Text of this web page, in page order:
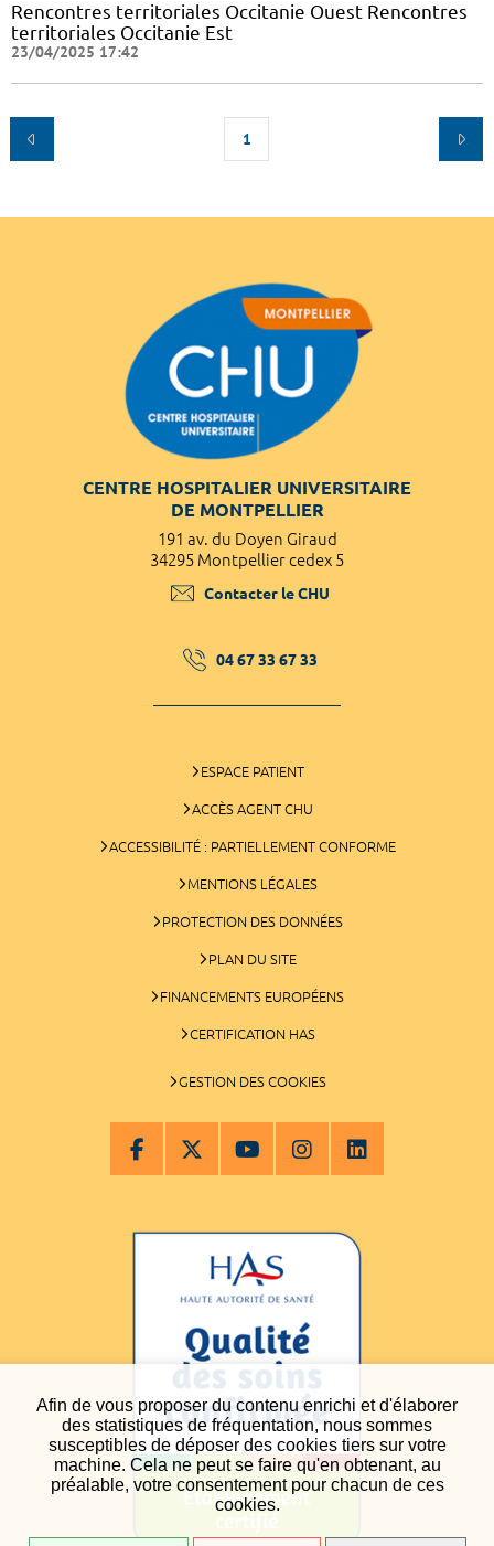
Afin de vous proposer du contenu enrichi et d'élaborer
des statistiques de fréquentation, nous sommes
susceptibles de déposer des cookies tiers sur votre
machine. Cela ne peut se faire qu'en obtenant, au
préalable, votre consentement pour chacun de ces
cookies.
Rencontres territoriales Occitanie Ouest Rencontres
territoriales Occitanie Est
23/04/2025 17:42
1
CENTRE HOSPITALIER UNIVERSITAIRE
DE MONTPELLIER
191 av. du Doyen Giraud
34295 Montpellier cedex 5
Contacter le CHU
04 67 33 67 33
ESPACE PATIENT
ACCÈS AGENT CHU
ACCESSIBILITÉ : PARTIELLEMENT CONFORME
MENTIONS LÉGALES
PROTECTION DES DONNÉES
PLAN DU SITE
FINANCEMENTS EUROPÉENS
CERTIFICATION HAS
GESTION DES COOKIES